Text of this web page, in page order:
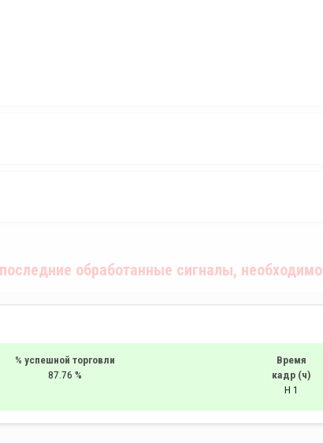
обработанные сигналы, необходимо
% успешной торговли
87.76 %
Время
кадр (ч)
H 1